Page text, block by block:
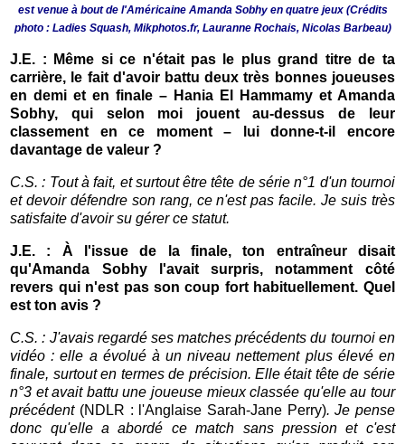
est venue à bout de l'Américaine Amanda Sobhy en quatre jeux (Crédits
photo : Ladies Squash, Mikphotos.fr, Lauranne Rochais, Nicolas Barbeau)
J.E. : Même si ce n'était pas le plus grand titre de ta
carrière, le fait d'avoir battu deux très bonnes joueuses
en demi et en finale – Hania El Hammamy et Amanda
Sobhy, qui selon moi jouent au-dessus de leur
classement en ce moment – lui donne-t-il encore
davantage de valeur ?
C.S. : Tout à fait, et surtout être tête de série n°1 d'un tournoi
et devoir défendre son rang, ce n'est pas facile. Je suis très
satisfaite d'avoir su gérer ce statut.
J.E. : À l'issue de la finale, ton entraîneur disait
qu'Amanda Sobhy l'avait surpris, notamment côté
revers qui n'est pas son coup fort habituellement. Quel
est ton avis ?
C.S. : J'avais regardé ses matches précédents du tournoi en
vidéo : elle a évolué à un niveau nettement plus élevé en
finale, surtout en termes de précision. Elle était tête de série
n°3 et avait battu une joueuse mieux classée qu'elle au tour
précédent (NDLR : l'Anglaise Sarah-Jane Perry). Je pense
donc qu'elle a abordé ce match sans pression et c'est